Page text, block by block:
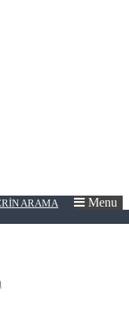
ARAMA
Menu